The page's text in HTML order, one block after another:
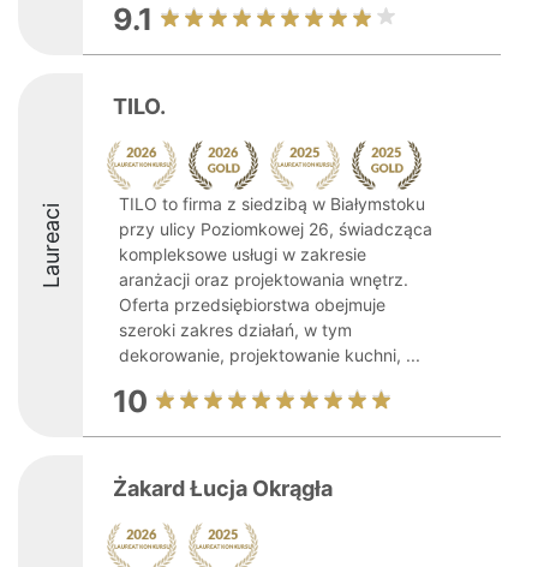
9.1
Laureaci
TILO.
TILO to firma z siedzibą w Białymstoku
przy ulicy Poziomkowej 26, świadcząca
kompleksowe usługi w zakresie
aranżacji oraz projektowania wnętrz.
Oferta przedsiębiorstwa obejmuje
szeroki zakres działań, w tym
dekorowanie, projektowanie kuchni, ...
10
Żakard Łucja Okrągła